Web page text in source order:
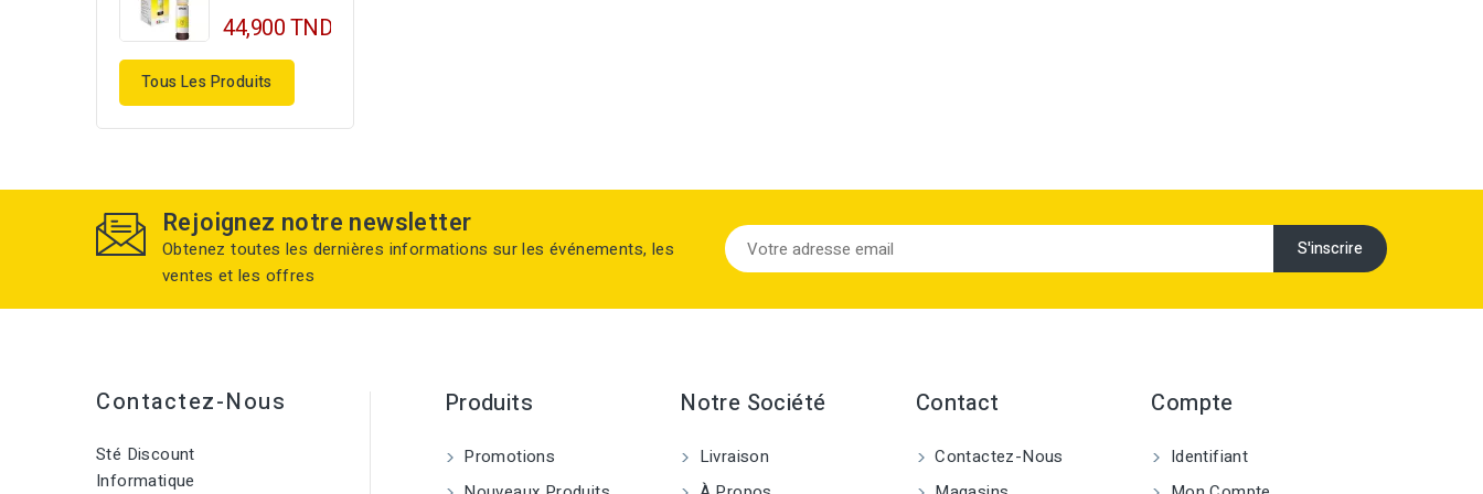
44,900 TND
Tous Les Produits
Rejoignez notre newsletter
Obtenez toutes les dernières informations sur les événements, les
ventes et les offres
Contactez-Nous
Sté Discount
Informatique
Produits
Promotions
Notre Société
Livraison
Contact
Contactez-Nous
Compte
Identifiant